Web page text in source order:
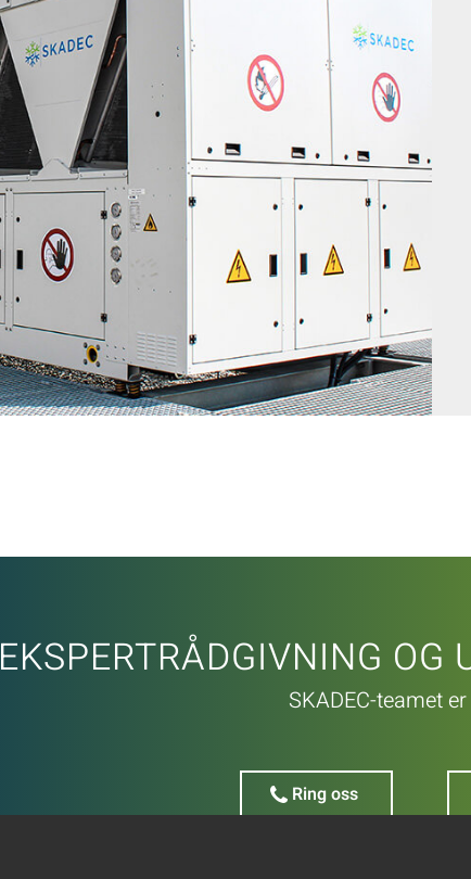
EKSPERTRÅDGIVNING OG
SKADEC-teamet
Ring oss